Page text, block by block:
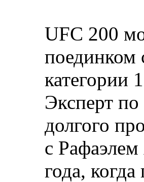
UFC 200
поединком
категории
Эксперт
долгого
с Рафаэлем
года,